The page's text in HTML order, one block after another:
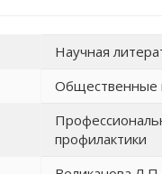
Научная
Общественные
профилактики